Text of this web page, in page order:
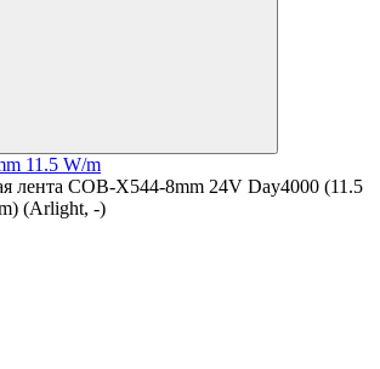
11.5 W/m
лента COB-X544-8mm 24V Day4000 (11.5
(Arlight, -)